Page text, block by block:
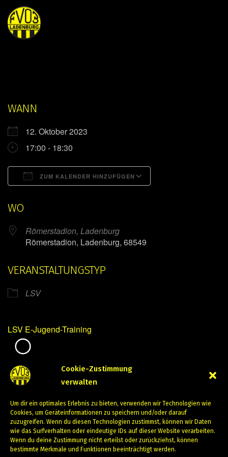
Cookie-Zustimmung
verwalten
Um dir ein optimales Erlebnis zu bieten, verwenden wir Technologien wie
Cookies, um Geräteinformationen zu speichern und/oder darauf
zuzugreifen. Wenn du diesen Technologien zustimmst, können wir Daten
wie das Surfverhalten oder eindeutige IDs auf dieser Website verarbeiten.
Wenn du deine Zustimmung nicht erteilst oder zurückziehst, können
bestimmte Merkmale und Funktionen beeinträchtigt werden.
WANN
12. Oktober 2023
17:00 - 18:30
ZUM KALENDER HINZUFÜGEN
WO
Römerstadion, Ladenburg
Römerstadion, Ladenburg, 68549
VERANSTALTUNGSTYP
LSV
LSV E-Jugend-Training
Oktober 12, 2023
PREVIOUS